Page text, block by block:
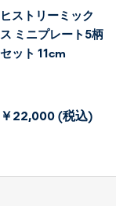
ヒストリーミック
ス ミニプレート5柄
セット 11cm
￥22,000 (税込)